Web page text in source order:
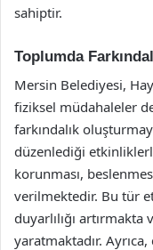
sahiptir.
Toplumda
Mersin Belediyesi,
fiziksel müdahaleler
farkındalık
düzenlediği
korunması,
verilmektedir. Bu tür
duyarlılığı
yaratmaktadır.